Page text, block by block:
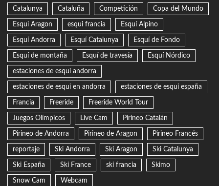
Catalunya Cataluña Competición Copa del Mundo
Esqui Aragon esqui francia Esquí Alpino
Esquí Andorra Esquí Catalunya Esquí de Fondo
Esquí de montaña Esquí de travesía Esquí Nórdico
estaciones de esqui andorra
estaciones de esqui en andorra estaciones de esqui españa
Francia Freeride Freeride World Tour
Juegos Olímpicos Live Cam Pirineo Catalán
Pirineo de Andorra Pirineo de Aragon Pirineo Francés
reportaje Ski Andorra Ski Aragon Ski Catalunya
Ski España Ski France ski francia Skimo
Snow Cam Webcam